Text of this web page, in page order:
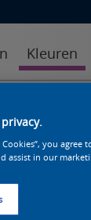
Kleuren
Cookies”, you
assist in our